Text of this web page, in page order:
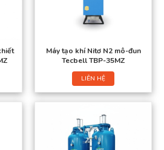
Máy tạo khí Nitơ N2 mô-đun
Tecbell TBP-35MZ
LIÊN HỆ